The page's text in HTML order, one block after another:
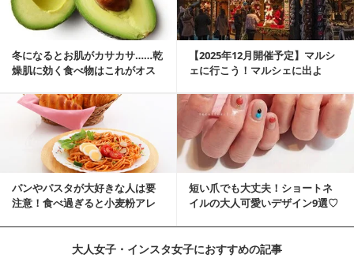
冬になるとお肌がカサカサ……乾
燥肌に効く食べ物はこれがオス
【2025年12月開催予定】マルシ
ェに行こう！マルシェに出よ
パンやパスタが大好きな人は要
注意！食べ過ぎると小麦粉アレ
短い爪でも大丈夫！ショートネ
イルの大人可愛いデザイン9選♡
大人女子・インスタ女子におすすめの記事